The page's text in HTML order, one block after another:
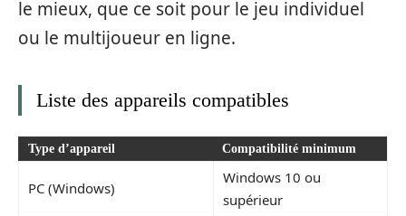
le mieux, que ce soit pour le jeu individuel
ou le multijoueur en ligne.
Liste des appareils compatibles
Type d’appareil Compatibilité minimum
PC (Windows)
Windows 10 ou
supérieur